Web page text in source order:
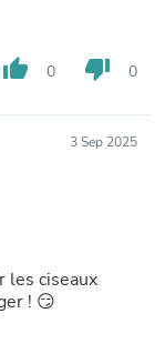
thumb_up 0 thumb_down 0
3 Sep 2025
les ciseaux
! 😏